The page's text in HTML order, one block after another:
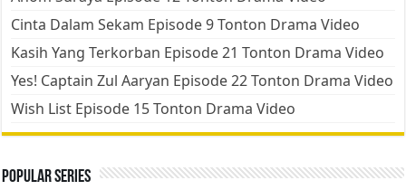
Cinta Dalam Sekam Episode 9 Tonton Drama Video
Kasih Yang Terkorban Episode 21 Tonton Drama Video
Yes! Captain Zul Aaryan Episode 22 Tonton Drama Video
Wish List Episode 15 Tonton Drama Video
Popular Series